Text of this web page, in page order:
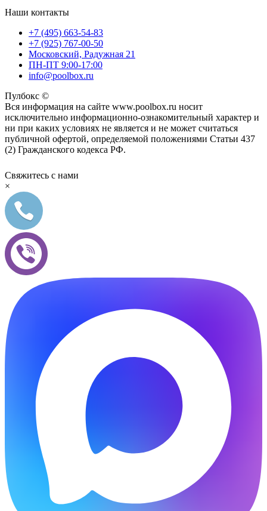
Наши контакты
+7 (495) 663-54-83
+7 (925) 767-00-50
Московский, Радужная 21
ПН-ПТ 9:00-17:00
info@poolbox.ru
Пулбокс ©
Вся информация на сайте www.poolbox.ru носит
исключительно информационно-ознакомительный характер и
ни при каких условиях не является и не может считаться
публичной офертой, определяемой положениями Статьи 437
(2) Гражданского кодекса РФ.
Свяжитесь с нами
×